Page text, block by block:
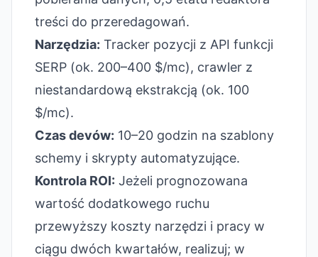
treści do przeredagowań.
Narzędzia: Tracker pozycji z API funkcji
SERP (ok. 200–400 $/mc), crawler z
niestandardową ekstrakcją (ok. 100
$/mc).
Czas devów: 10–20 godzin na szablony
schemy i skrypty automatyzujące.
Kontrola ROI: Jeżeli prognozowana
wartość dodatkowego ruchu
przewyższy koszty narzędzi i pracy w
ciągu dwóch kwartałów, realizuj; w